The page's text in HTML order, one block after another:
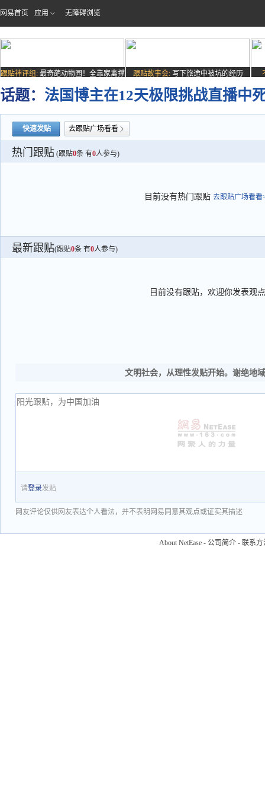
网易首页 应用 无障碍浏览
跟贴神评组: 最奇葩动物园！全靠家禽撑
场子
跟贴故事会: 写下旅途中被坑的经历
话题： 法国博主在12天极限挑战直播中
快速发贴 去跟贴广场看看
热门跟贴 (跟贴0条 有0人参与)
目前没有热门跟贴 去跟贴广场看看
最新跟贴(跟贴0条 有0人参与)
目前没有跟贴，欢迎你发表观点
文明社会，从理性发贴开始。谢绝地
请登录发贴
网友评论仅供网友表达个人看法，并不表明网易同意其观点或证实其描述
About NetEase - 公司简介 - 联系方